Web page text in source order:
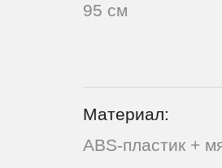
95 см
Материал:
ABS-пластик +